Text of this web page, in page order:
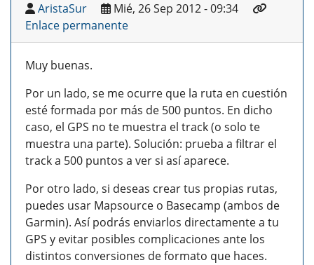
AristaSur
Mié, 26 Sep 2012 - 09:34
Enlace permanente
Muy buenas.
Por un lado, se me ocurre que la ruta en cuestión
esté formada por más de 500 puntos. En dicho
caso, el GPS no te muestra el track (o solo te
muestra una parte). Solución: prueba a filtrar el
track a 500 puntos a ver si así aparece.
Por otro lado, si deseas crear tus propias rutas,
puedes usar Mapsource o Basecamp (ambos de
Garmin). Así podrás enviarlos directamente a tu
GPS y evitar posibles complicaciones ante los
distintos conversiones de formato que haces.